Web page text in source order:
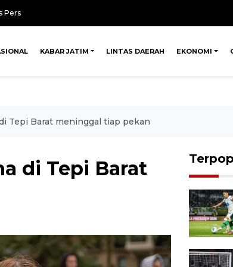
Pers
KABAR JATIM LINTAS DAERAH EKONOMI
Tepi Barat meninggal tiap pekan
di Tepi Barat